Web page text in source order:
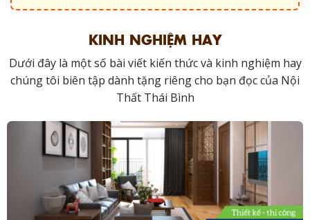
KINH NGHIỆM HAY
Dưới đây là một số bài viết kiến thức và kinh nghiệm hay
chúng tôi biên tập dành tặng riêng cho bạn đọc của Nội
Thất Thái Bình